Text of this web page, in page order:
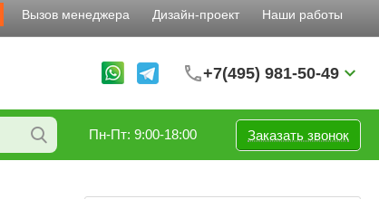
Вызов менеджера Дизайн-проект Наши работы
+7(495) 981-50-49
Заказать звонок
Пн-Пт: 9:00-18:00